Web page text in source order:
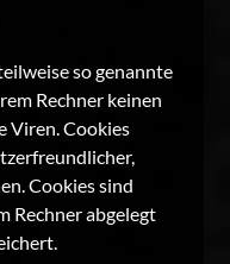
so genannte
Rechner keinen
Viren. Cookies
Cookies sind
Rechner abgelegt